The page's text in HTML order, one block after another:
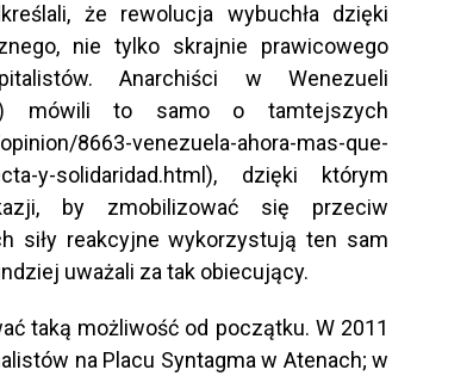
że rewolucja wybuchła dzięki
nie tylko skrajnie prawicowego
Anarchiści w Wenezueli
mówili to samo o tamtejszych
8663-venezuela-ahora-mas-que-
y-solidaridad.html), dzięki którym
by zmobilizować się przeciw
siły reakcyjne wykorzystują ten sam
uważali za tak obiecujący.
taką możliwość od początku. W 2011
na Placu Syntagma w Atenach; w